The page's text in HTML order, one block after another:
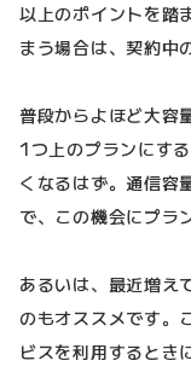
以上のポイントを踏
まう場合は、契約中
普段からよほど大容
1つ上のプランにす
くなるはず。通信容
で、この機会にプラ
あるいは、最近増え
のもオススメです。
ビスを利用するとき